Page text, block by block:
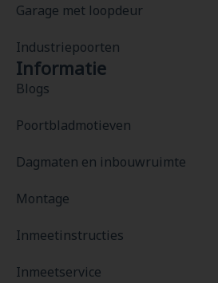
Garage met loopdeur
Industriepoorten
Informatie
Blogs
Poortbladmotieven
Dagmaten en inbouwruimte
Montage
Inmeetinstructies
Inmeetservice